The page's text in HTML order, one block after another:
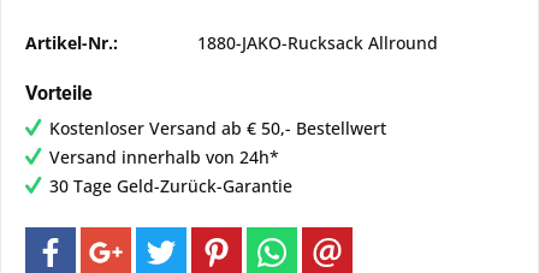
Artikel-Nr.: 1880-JAKO-Rucksack Allround
Vorteile
Kostenloser Versand ab € 50,- Bestellwert
Versand innerhalb von 24h*
30 Tage Geld-Zurück-Garantie